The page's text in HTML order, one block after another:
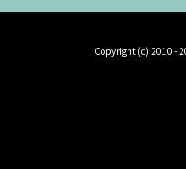
Copyright (c) 2010 -